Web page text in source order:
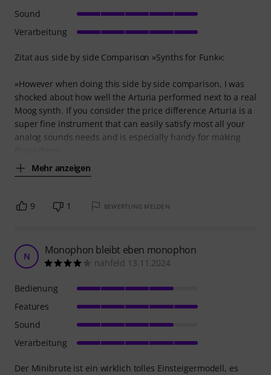
Zitat aus side by side Comparison »Synths for Funk«:
»However when doing this side by side comparison, I was
shocked about how well the Arturia performed next to a real
Moog synth. If you consider the price difference Arturia is a
super fine instrument that can easily satisfy most all your
analog sounds needs and is especially handy for making
Mehr anzeigen
Sound
Verarbeitung
9 1 BEWERTUNG MELDEN
N Monophon bleibt eben monophon
nahfeld 13.11.2024
Der Minibrute ist ein wirklich tolles Einsteigermodell, es
Bedienung
Features
Sound
Verarbeitung